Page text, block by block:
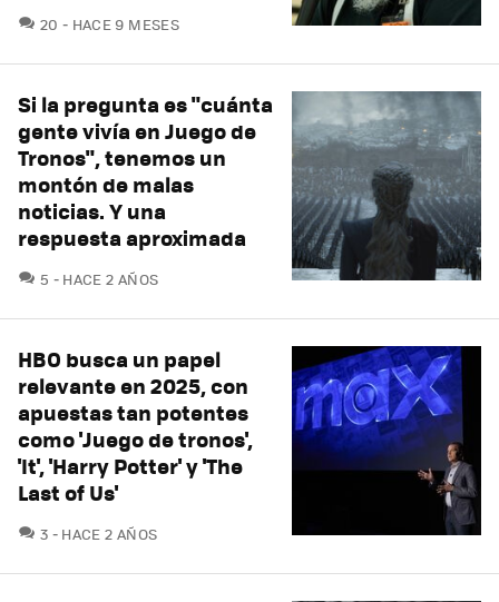
20 COMENTARIOS
HACE 9 MESES
Si la pregunta es "cuánta
gente vivía en Juego de
Tronos", tenemos un
montón de malas
noticias. Y una
respuesta aproximada
5 COMENTARIOS
HACE 2 AÑOS
HBO busca un papel
relevante en 2025, con
apuestas tan potentes
como 'Juego de tronos',
'It', 'Harry Potter' y 'The
Last of Us'
3 COMENTARIOS
HACE 2 AÑOS